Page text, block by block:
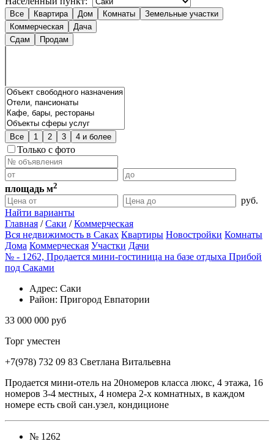
Все Квартира Дом Комнаты
Земельные участки
Коммерческая
Дача
Сдам
Продам
Все 1 2 3 4 и более
Только с фото
площадь м2
руб.
Найти варианты
Главная /Саки /Коммерческая
Вся недвижимость в Саках Квартиры Новостройки Комнаты
Дома Коммерческая Участки Дачи
№ - 1262, Продается мини-гостиница на базе отдыха Прибой
под Саками
Адрес: Саки
Район: Пригород Евпатории
33 000 000 руб
Торг уместен
+7(978) 732 09 83 Cветлана Витальевна
Продается мини-отель на 20номеров класса люкс, 4 этажа, 16
номеров 3-4 местных, 4 номера 2-х комнатных, в каждом
номере есть свой сан.узел, кондиционе
№ 1262